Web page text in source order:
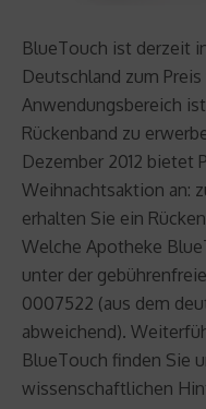
BlueTouch ist derzeit
Deutschland zum
Anwendungsbereich
Rückenband zu
Dezember 2012 bietet
Weihnachtsaktion an:
erhalten Sie ein
Welche Apotheke
unter der
0007522 (aus dem
abweichend).
BlueTouch finden Sie
wissenschaftlichen